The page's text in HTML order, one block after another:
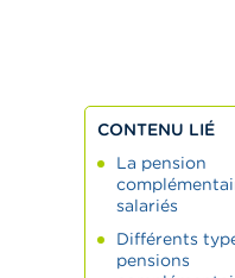
CONTENU LIÉ
La pension
salariés
Différents
pensions